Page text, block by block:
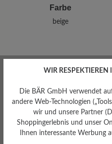
Farbe
beige
WIR RESPEKTIEREN
Die BÄR GmbH verwendet
andere Web-Technologien
wir und unsere Partner
Shoppingerlebnis und unser
Ihnen interessante Werbung